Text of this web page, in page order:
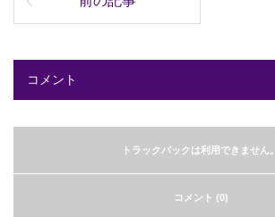
コメント
トラックバックは利用できません。
コメント (0)